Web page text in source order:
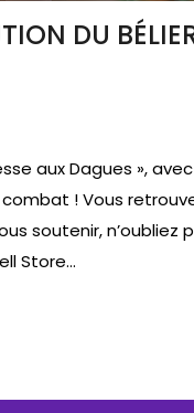
DU
aux Dagues », avec
! Vous
soutenir, n’oubliez
Store…